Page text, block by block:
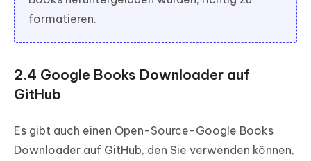
formatieren.
2.4 Google Books Downloader auf
GitHub
Es gibt auch einen Open-Source-Google Books
Downloader auf GitHub, den Sie verwenden können,